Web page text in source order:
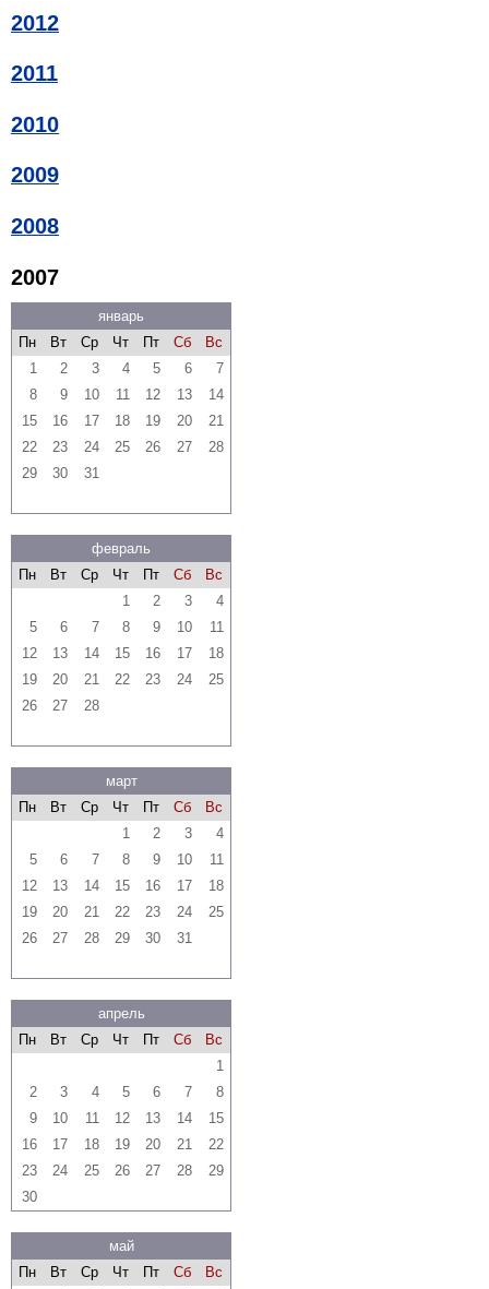
2012
2011
2010
2009
2008
2007
январь
Пн
Вт Ср Чт Пт Сб
Вс
1
2 3 4 5 6
7
8
9 10 11 12 13
14
15
16 17 18 19 20
21
22
23 24 25 26 27
28
29
30 31
февраль
Пн
Вт Ср Чт Пт Сб
Вс
1
2 3
4
5
6 7 8 9 10
11
12
13 14 15 16 17
18
19
20 21 22 23 24
25
26
27 28
март
Пн
Вт Ср Чт Пт Сб
Вс
1
2 3
4
5
6 7 8 9 10
11
12
13 14 15 16 17
18
19
20 21 22 23 24
25
26
27 28 29 30 31
апрель
Пн
Вт Ср Чт Пт Сб
Вс
1
2
3 4 5 6 7
8
9
10 11 12 13 14
15
16
17 18 19 20 21
22
23
24 25 26 27 28
29
30
май
Пн
Вт Ср Чт Пт Сб
Вс